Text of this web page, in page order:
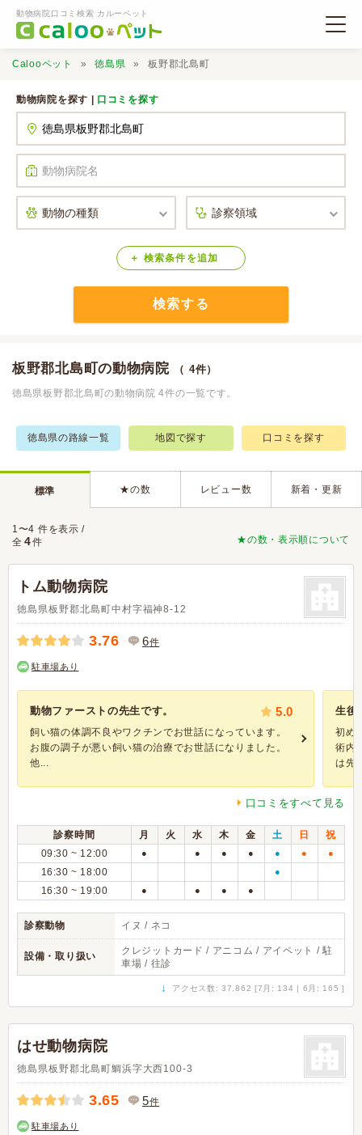
動物病院口コミ検索 カルーペット
口コミ検索
Calooペットとは？
Calooペット 徳島県 板野郡北島町
動物病院を探す | 口コミを探す
検索条件 を追加
検索する
板野郡北島町の動物病院 （ 4件）
徳島県板野郡北島町の動物病院 4件の一覧です。
徳島県の路線一覧 地図で探す 口コミを探す
標準 ★の数 レビュー数 新着・更新
★の数・表示順について
1〜4 件を表示 /
全 4件
トム動物病院
徳島県板野郡北島町中村字福神8-12
3.76 6件
駐車場あり
動物ファーストの先生です。 5.0
飼い猫の体調不良やワクチンでお世話になっています。
お腹の調子が悪い飼い猫の治療でお世話になりました。
他...
生後
初め
術内
は先
口コミをすべて見る
診察時間 月 火 水 木 金 土 日
祝
09:30 ~ 12:00
● ● ● ● ● ● ●
16:30 ~ 18:00 ●
16:30 ~ 19:00 ● ● ● ●
診察動物 イヌ / ネコ
設備・取り扱い
クレジットカード / アニコム / アイペット / 駐
車場 / 往診
↓ アクセス数: 37,862 [7月: 134 | 6月: 165 ]
はせ動物病院
徳島県板野郡北島町鯛浜字大西100-3
3.65 5件
駐車場あり